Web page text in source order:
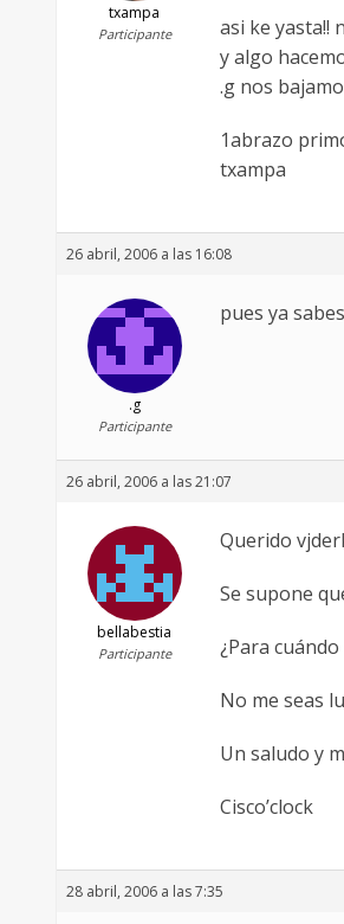
txampa
Participante
asi ke yasta!!
y algo
.g nos
1abrazo
txampa
26 abril, 2006 a las 16:08
.g
Participante
pues ya
26 abril, 2006 a las 21:07
bellabestia
Participante
Querido
Se supone
¿Para
No me seas
Un saludo y
Cisco’clock
28 abril, 2006 a las 7:35